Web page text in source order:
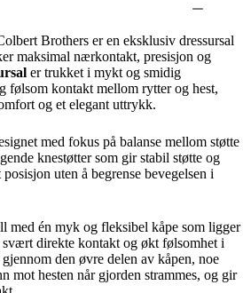
Brothers er en eksklusiv dressursal
maksimal nærkontakt, presisjon og
er trukket i mykt og smidig
følsom kontakt mellom rytter og hest,
og et elegant uttrykk.
med fokus på balanse mellom støtte
knestøtter som gir stabil støtte og
uten å begrense bevegelsen i
med én myk og fleksibel kåpe som ligger
svært direkte kontakt og økt følsomhet i
den øvre delen av kåpen, noe
mot hesten når gjorden strammes, og gir